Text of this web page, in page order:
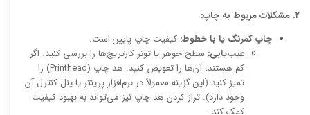
۲. مشکلات مربوط به چاپ:
چاپ کمرنگ یا با خطوط: کیفیت چاپ پایین است.
عیب‌یابی: سطح جوهر یا تونر کارتریج‌ها را بررسی کنید. اگر
کم هستند، آن‌ها را تعویض کنید. هد چاپ (Printhead) را
تمیز کنید (این گزینه معمولاً در نرم‌افزار پرینتر یا پنل کنترل آن
وجود دارد). تراز کردن هد چاپ نیز می‌تواند به بهبود کیفیت
کمک کند.